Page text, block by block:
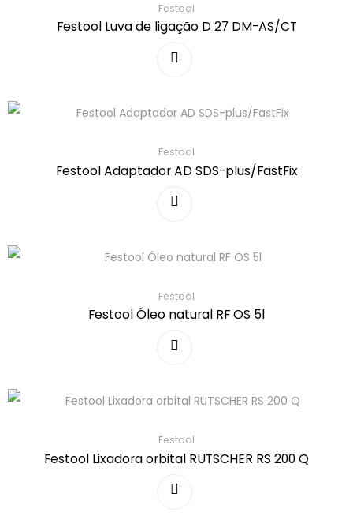
Festool
Festool Luva de ligação D 27 DM-AS/CT
Festool
Festool Adaptador AD SDS-plus/FastFix
Festool
Festool Óleo natural RF OS 5l
Festool
Festool Lixadora orbital RUTSCHER RS 200 Q